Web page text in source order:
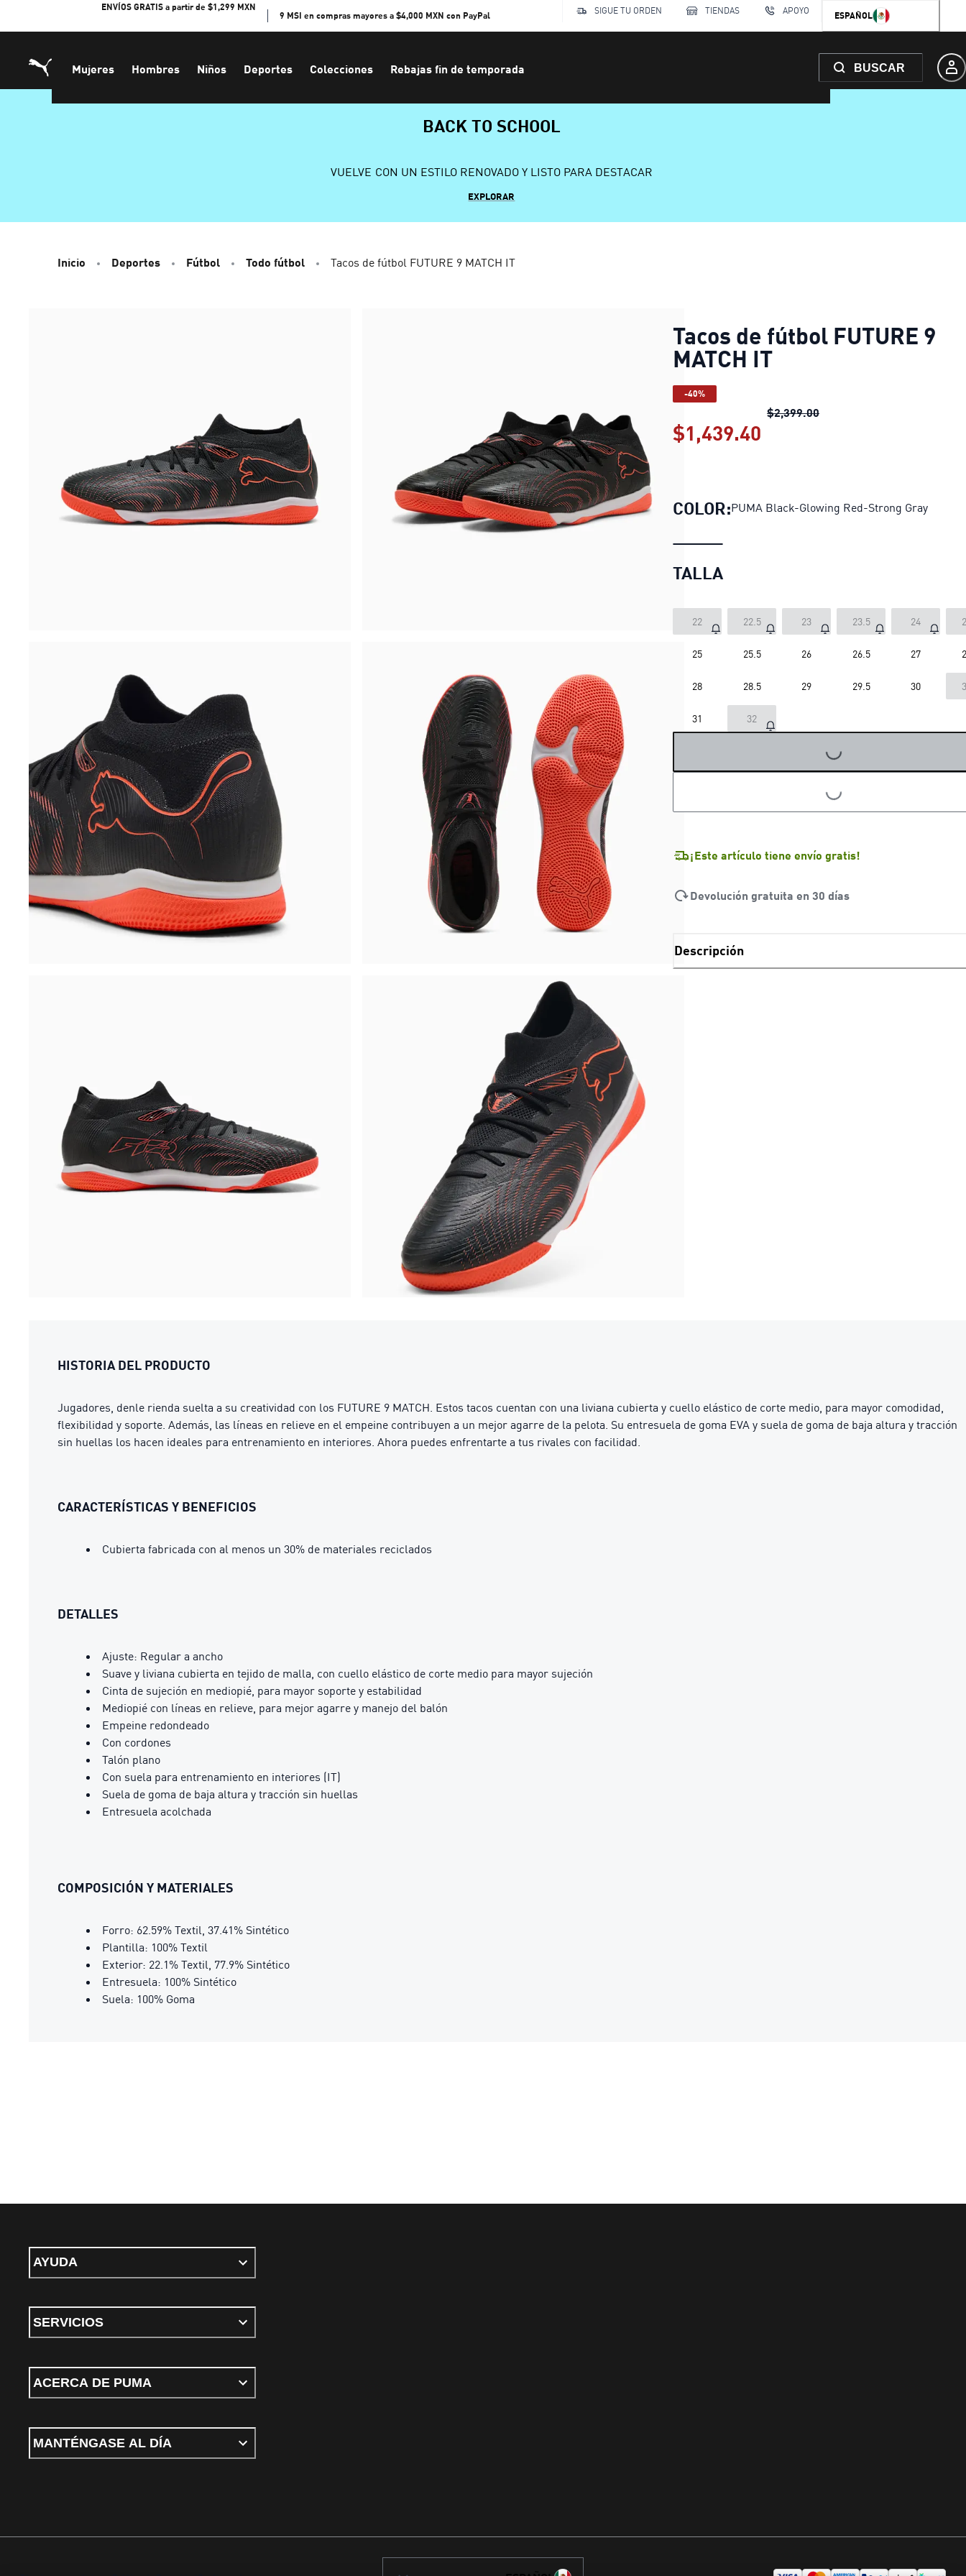
ENVÍOS GRATIS a partir de $1,299 MXN
9 MSI en compras mayores a $4,000 MXN con PayPal
SIGUE TU ORDEN TIENDAS APOYO ESPAÑOL
Mujeres Hombres Niños Deportes Colecciones Rebajas fin de temporada BUSCAR
BACK TO SCHOOL
VUELVE CON UN ESTILO RENOVADO Y LISTO PARA DESTACAR
EXPLORAR
Inicio Deportes Fútbol Todo fútbol Tacos de fútbol FUTURE 9 MATCH IT
Tacos de fútbol FUTURE 9
MATCH IT
-40%
$2,399.00Tacos de fútbol FUTURE 9
$1,439.40
COLOR:PUMA Black-Glowing Red-Strong Gray
TALLA
22 22.5 23 23.5 24
25 25.5 26 26.5 27
28 28.5 29 29.5 30
31 32
LOADING...
LOADING...
¡Este artículo tiene envío gratis!
Devolución gratuita en 30 días
Descripción
HISTORIA DEL PRODUCTO
Jugadores, denle rienda suelta a su creatividad con los FUTURE 9 MATCH. Estos tacos cuentan con una liviana cubierta y cuello elástico de corte medio, para mayor comodidad,
flexibilidad y soporte. Además, las líneas en relieve en el empeine contribuyen a un mejor agarre de la pelota. Su entresuela de goma EVA y suela de goma de baja altura y tracción
sin huellas los hacen ideales para entrenamiento en interiores. Ahora puedes enfrentarte a tus rivales con facilidad.
CARACTERÍSTICAS Y BENEFICIOS
Cubierta fabricada con al menos un 30% de materiales reciclados
DETALLES
Ajuste: Regular a ancho
Suave y liviana cubierta en tejido de malla, con cuello elástico de corte medio para mayor sujeción
Cinta de sujeción en mediopié, para mayor soporte y estabilidad
Mediopié con líneas en relieve, para mejor agarre y manejo del balón
Empeine redondeado
Con cordones
Talón plano
Con suela para entrenamiento en interiores (IT)
Suela de goma de baja altura y tracción sin huellas
Entresuela acolchada
COMPOSICIÓN Y MATERIALES
Forro: 62.59% Textil, 37.41% Sintético
Plantilla: 100% Textil
Exterior: 22.1% Textil, 77.9% Sintético
Entresuela: 100% Sintético
Suela: 100% Goma
AYUDA
SERVICIOS
ACERCA DE PUMA
MANTÉNGASE AL DÍA